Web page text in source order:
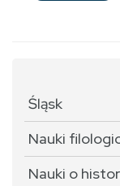
Śląsk
Nauki
Nauki o